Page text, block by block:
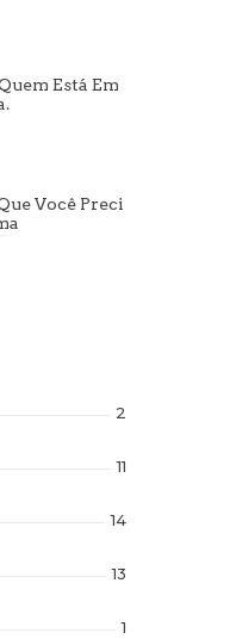
Está Em
Você Preci
2
11
14
13
1